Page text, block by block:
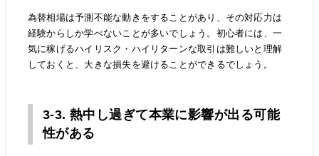
為替相場は予測不能な動きをすることがあり、その対応力は
経験からしか学べないことが多いでしょう。初心者には、一
気に稼げるハイリスク・ハイリターンな取引は難しいと理解
しておくと、大きな損失を避けることができるでしょう。
3-3. 熱中し過ぎて本業に影響が出る可能
性がある